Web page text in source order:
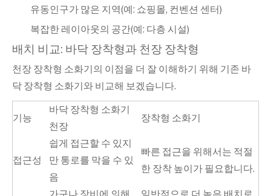
유동인구가 많은 지역(예: 쇼핑몰, 컨벤션 센터)
복잡한 레이아웃의 공간(예: 다층 시설)
배치 비교: 바닥 장착형과 천장 장착형
천장 장착형 소화기의 이점을 더 잘 이해하기 위해 기존 바
닥 장착형 소화기와 비교해 보겠습니다.
기능
바닥 장착형 소화기
천장
장착형 소화기
접근성
쉽게 접근할 수 있지
만 통로를 막을 수 있
음
빠른 접근을 위해서는 적절
한 장착 높이가 필요합니다.